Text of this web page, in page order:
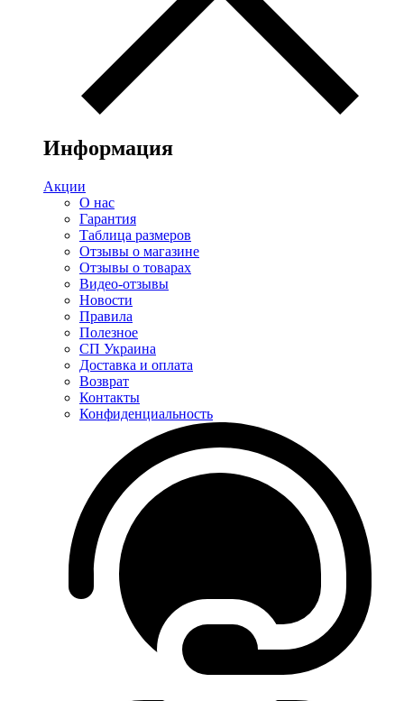
Информация
Акции
О нас
Гарантия
Таблица размеров
Отзывы о магазине
Отзывы о товарах
Видео-отзывы
Новости
Правила
Полезное
СП Украина
Доставка и оплата
Возврат
Контакты
Конфиденциальность